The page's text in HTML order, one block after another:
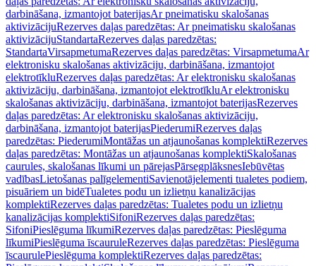
darbināšana, izmantojot baterijasAr pneimatisku skalošanas
aktivizācijuRezerves daļas paredzētas: Ar pneimatisku skalošanas
aktivizācijuStandartaRezerves daļas paredzētas:
StandartaVirsapmetumaRezerves daļas paredzētas: VirsapmetumaAr
elektronisku skalošanas aktivizāciju, darbināšana, izmantojot
elektrotīkluRezerves daļas paredzētas: Ar elektronisku skalošanas
aktivizāciju, darbināšana, izmantojot elektrotīkluAr elektronisku
skalošanas aktivizāciju, darbināšana, izmantojot baterijasRezerves
daļas paredzētas: Ar elektronisku skalošanas aktivizāciju,
darbināšana, izmantojot baterijasPiederumiRezerves daļas
paredzētas: PiederumiMontāžas un atjaunošanas komplektiRezerves
daļas paredzētas: Montāžas un atjaunošanas komplektiSkalošanas
caurules, skalošanas līkumi un pārejasPārsegplāksnesIebūvētas
vadībasLietošanas palīgelementiSavienotājelementi tualetes podiem,
pisuāriem un bidēTualetes podu un izlietņu kanalizācijas
komplektiRezerves daļas paredzētas: Tualetes podu un izlietņu
kanalizācijas komplektiSifoniRezerves daļas paredzētas:
SifoniPieslēguma līkumiRezerves daļas paredzētas: Pieslēguma
līkumiPieslēguma īscauruleRezerves daļas paredzētas: Pieslēguma
īscaurulePieslēguma komplektiRezerves daļas paredzētas: